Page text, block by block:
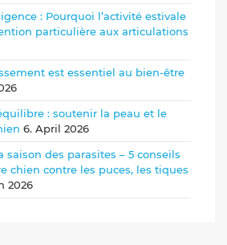
: Pourquoi l’activité estivale
particulière aux articulations
est essentiel au bien-être
: soutenir la peau et le
6. April 2026
saison des parasites – 5 conseils
chien contre les puces, les tiques
2026